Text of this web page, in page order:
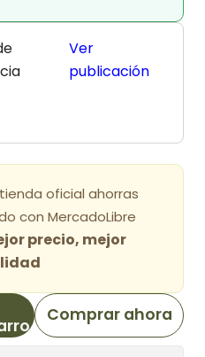
Ver
publicación
oficial ahorras
con MercadoLibre
precio, mejor
Comprar ahora